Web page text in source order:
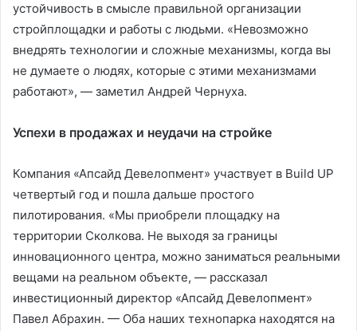
устойчивость в смысле правильной организации
стройплощадки и работы с людьми. «Невозможно
внедрять технологии и сложные механизмы, когда вы
не думаете о людях, которые с этими механизмами
работают», — заметил Андрей Чернуха.
Успехи в продажах и неудачи на стройке
Компания «Апсайд Девелопмент» участвует в Build UP
четвертый год и пошла дальше простого
пилотирования. «Мы приобрели площадку на
территории Сколкова. Не выходя за границы
инновационного центра, можно заниматься реальными
вещами на реальном объекте, — рассказал
инвестиционный директор «Апсайд Девелопмент»
Павел Абрахин. — Оба наших технопарка находятся на